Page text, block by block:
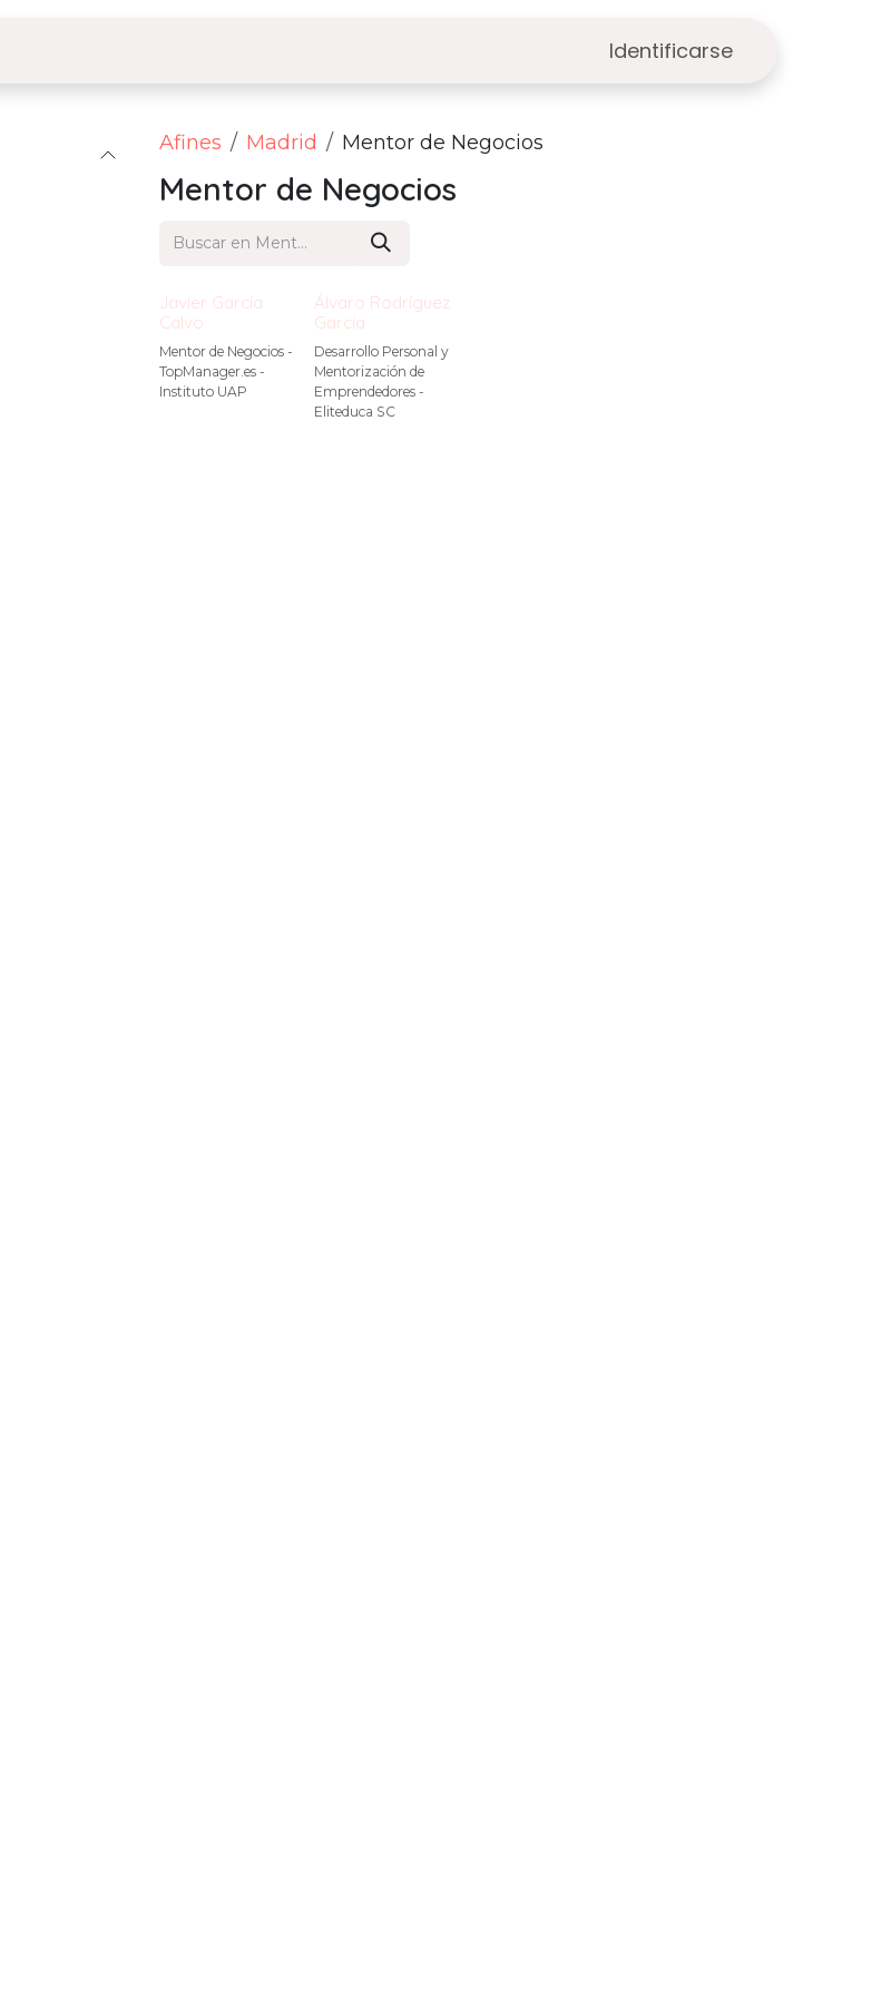
Identificarse
Afines Madrid Mentor de Negocios
Mentor de Negocios
Javier García
Calvo
Mentor de Negocios -
TopManager.es -
Instituto UAP
Álvaro Rodríguez
García
Desarrollo Personal y
Mentorización de
Emprendedores -
Eliteduca SC